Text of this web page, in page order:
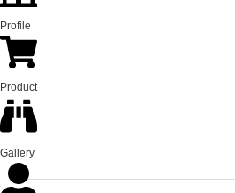
Profile
Product
Gallery